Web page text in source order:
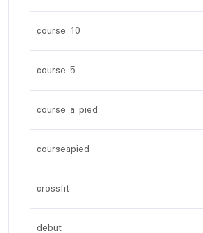
course 10
course 5
course a pied
courseapied
crossfit
debut